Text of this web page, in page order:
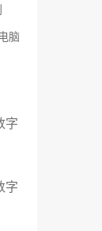
脑
字
字